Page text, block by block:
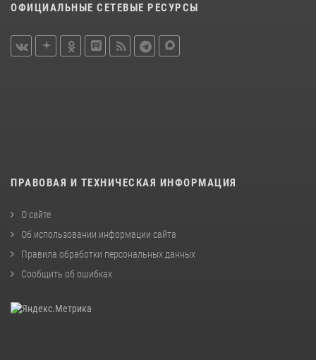
ОФИЦИАЛЬНЫЕ СЕТЕВЫЕ РЕСУРСЫ
ПРАВОВАЯ И ТЕХНИЧЕСКАЯ ИНФОРМАЦИЯ
О сайте
Об использовании информации сайта
Правила обработки персональных данных
Сообщить об ошибках